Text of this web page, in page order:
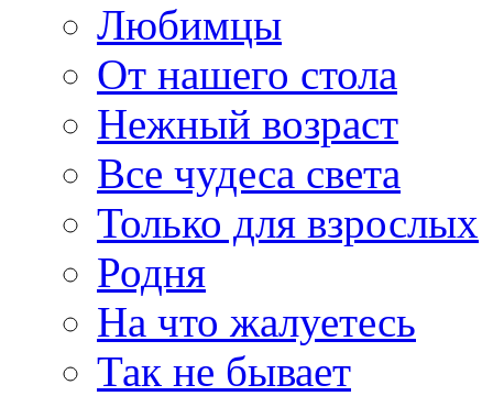
Любимцы
От нашего стола
Нежный возраст
Все чудеса света
Только для взрослых
Родня
На что жалуетесь
Так не бывает